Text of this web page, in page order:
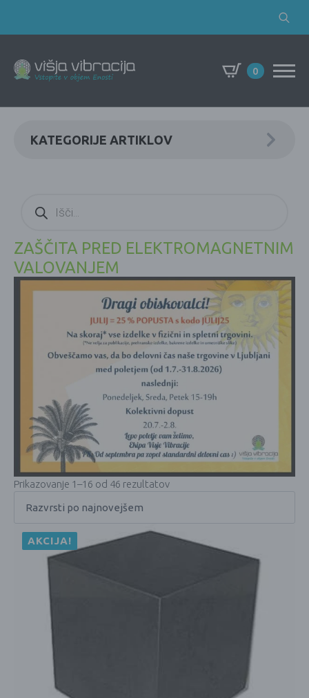
Search
0
KATEGORIJE ARTIKLOV
search
ZAŠČITA PRED ELEKTROMAGNETNIM
VALOVANJEM
Prikazovanje 1–16 od 46 rezultatov
AKCIJA!